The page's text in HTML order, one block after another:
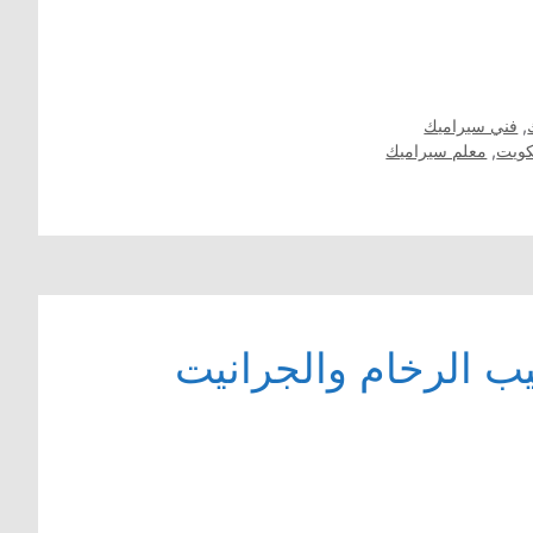
, فني سيراميك
, معلم سيراميك
الرخام والجرانيت